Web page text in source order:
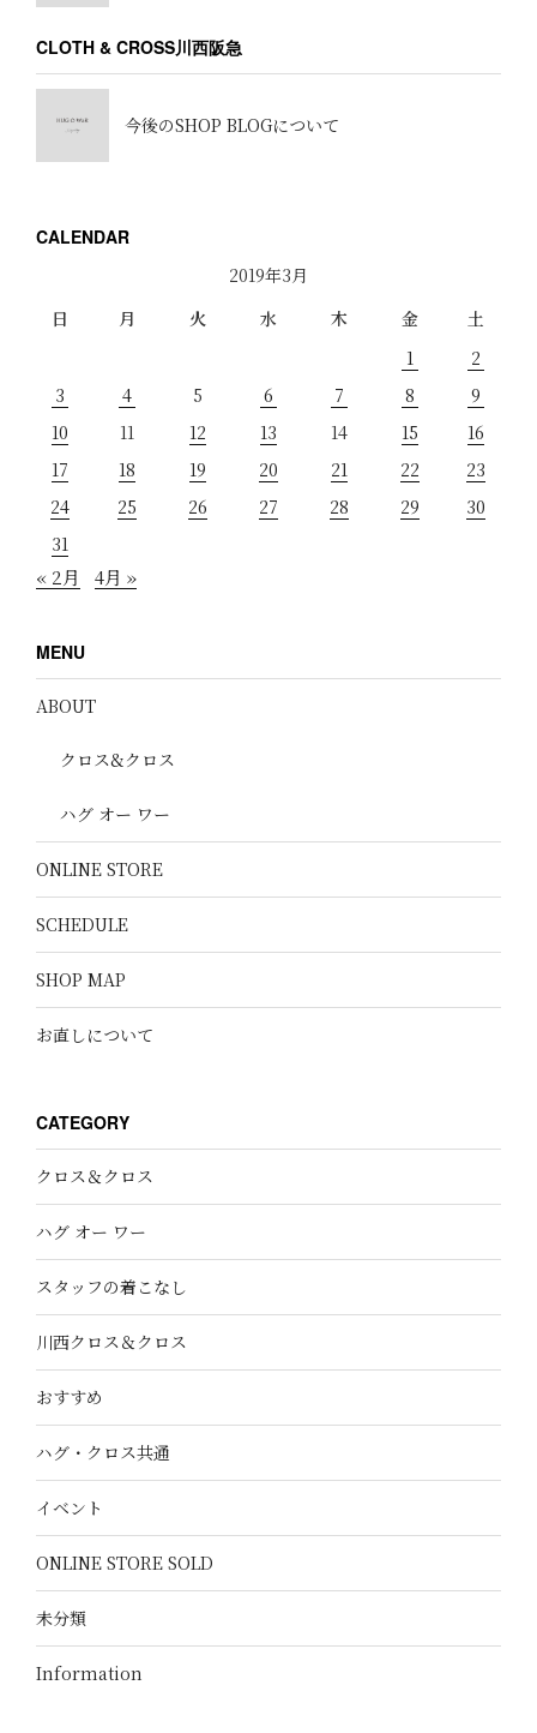
CLOTH & CROSS川西阪急
今後のSHOP BLOGについて
CALENDAR
2019年3月
日
月 火 水 木 金
土
1
2
3
4 5 6 7 8
9
10
11 12 13 14 15
16
17
18 19 20 21 22
23
24
25 26 27 28 29
30
31
« 2月 4月 »
MENU
ABOUT
クロス&クロス
ハグ オー ワー
ONLINE STORE
SCHEDULE
SHOP MAP
お直しについて
CATEGORY
クロス＆クロス
ハグ オー ワー
スタッフの着こなし
川西クロス＆クロス
おすすめ
ハグ・クロス共通
イベント
ONLINE STORE SOLD
未分類
Information